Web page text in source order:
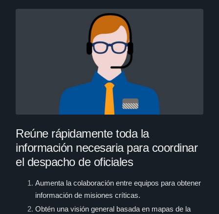
Reúne rápidamente toda la
información necesaria para coordinar
el despacho de oficiales
Aumenta la colaboración entre equipos para obtener
información de misiones críticas.
Obtén una visión general basada en mapas de la